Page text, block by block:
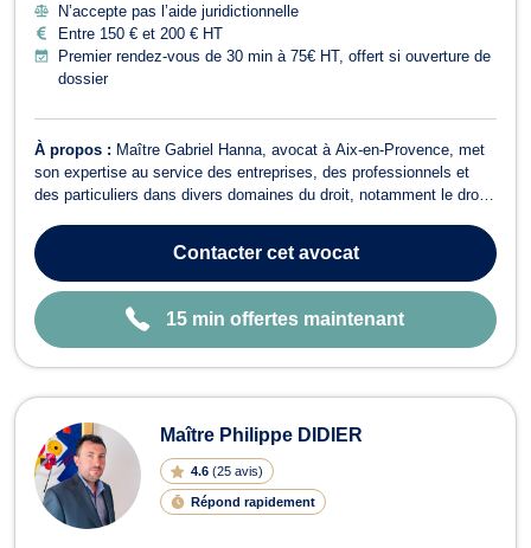
N’accepte pas l’aide juridictionnelle
Entre 150 € et 200 € HT
Premier rendez-vous de 30 min à 75€ HT, offert si ouverture de
dossier
À propos : Maître Gabriel Hanna, avocat à Aix-en-Provence, met
son expertise au service des entreprises, des professionnels et
des particuliers dans divers domaines du droit, notamment le droit
commercial et le droit du sport. Grâce à une expérience riche et un
accom...
Contactercet avocat
15 min offertes maintenant
Maître Philippe DIDIER
4.6 (25 avis)
Répond rapidement